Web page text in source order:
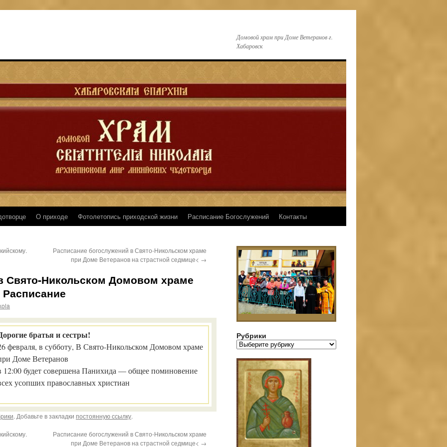
Домовой храм при Доме Ветеранов г.
Хабаровск
О приходе Фотолетопись приходской жизни Расписание Богослужений Контакты
Расписание богослужений в Свято-Никольском храме
при Доме Ветеранов на страстной седмице< →
Свято-Никольском Домовом храме
братья и сестры!
февраля, в субботу, В Свято-Никольском Домовом храме
Доме Ветеранов
12:00 будет совершена Панихида — общее поминовение
усопших православных христиан
. Добавьте в закладки постоянную ссылку.
Расписание богослужений в Свято-Никольском храме
при Доме Ветеранов на страстной седмице< →
Рубрики
Рубрики